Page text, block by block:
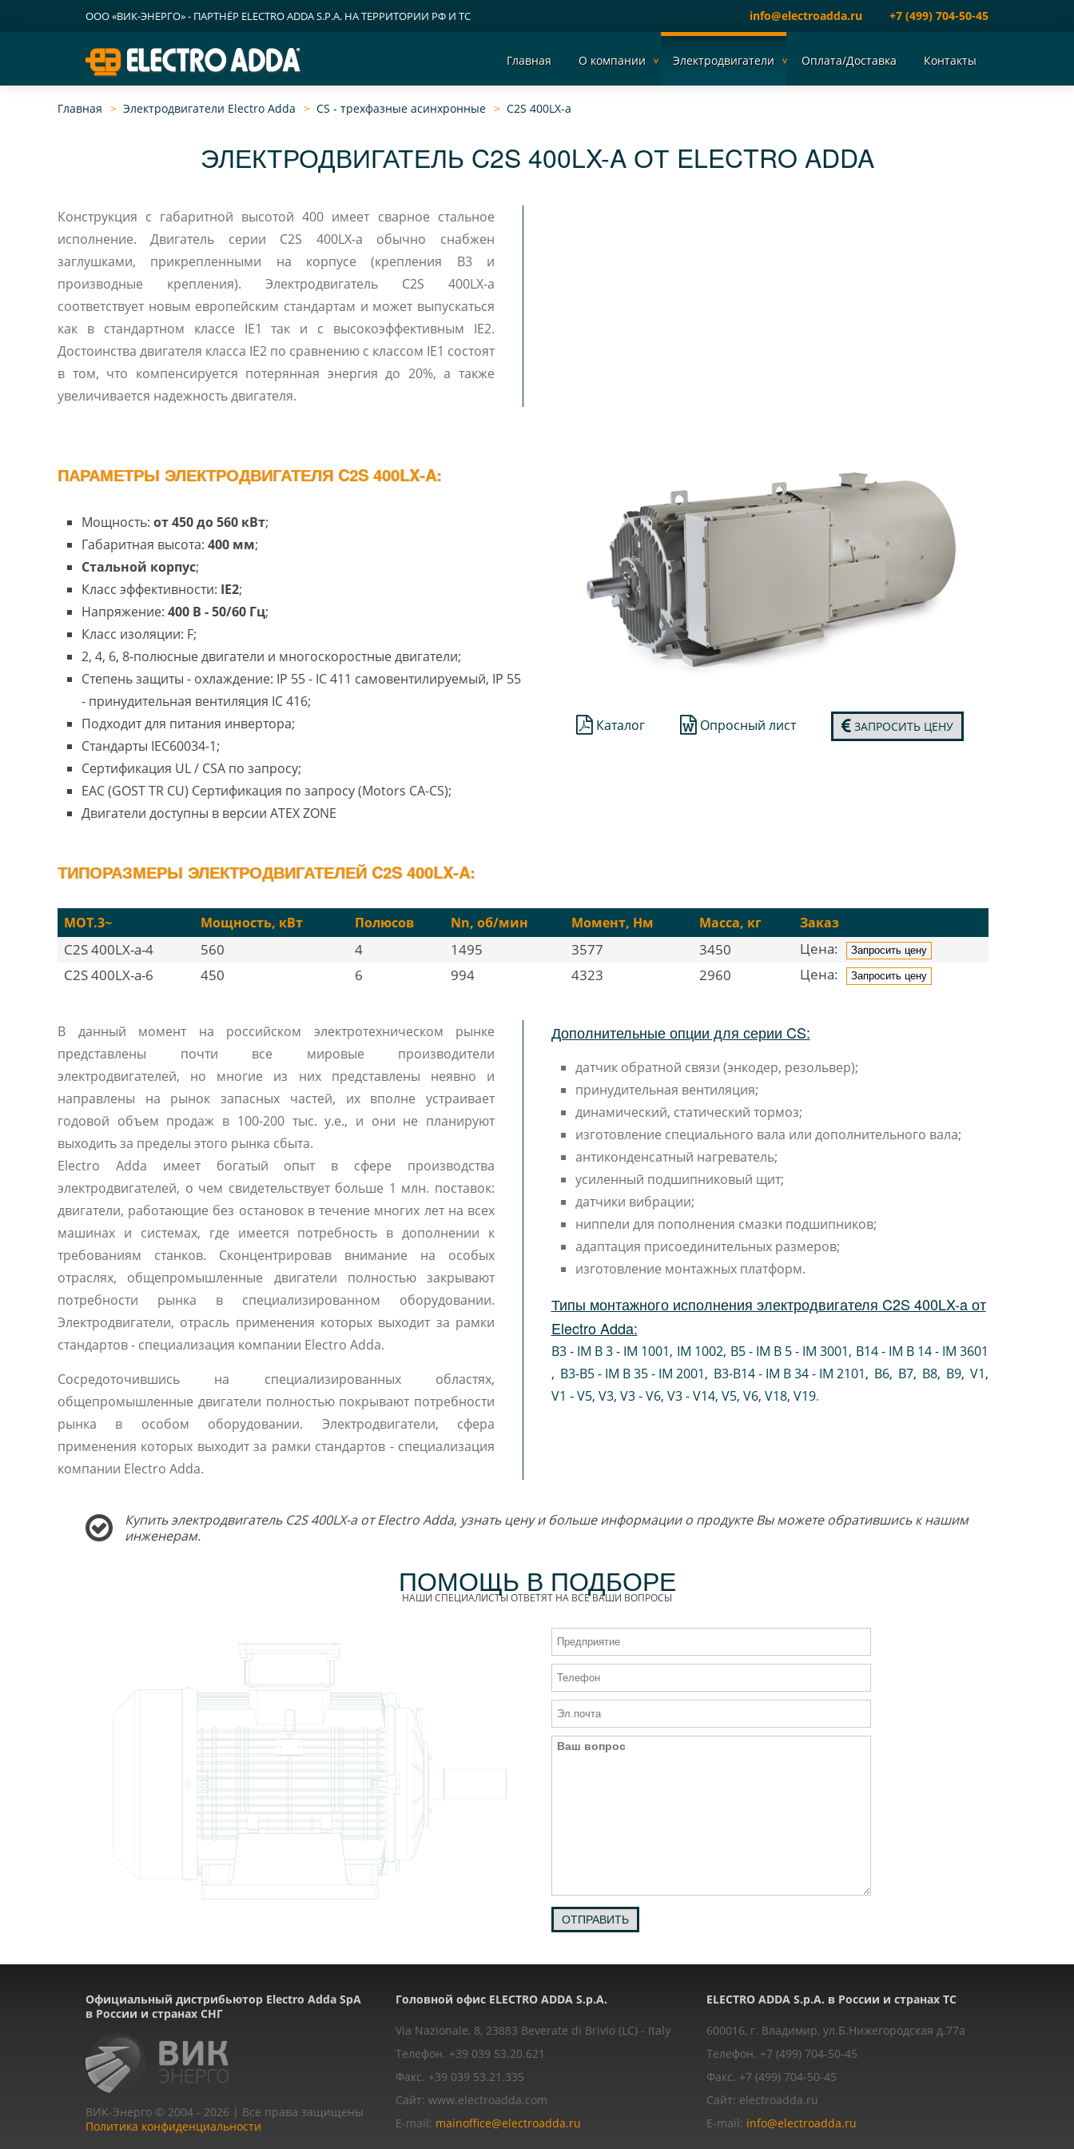
ООО «ВИК-ЭНЕРГО» - ПАРТНЁР ELECTRO ADDA S.P.A. НА ТЕРРИТОРИИ РФ И ТС info@electroadda.ru +7 (499) 704-50-45
Главная О компании Электродвигатели Оплата/Доставка Контакты
Главная Электродвигатели Electro Adda CS - трехфазные асинхронные C2S 400LX-a
ЭЛЕКТРОДВИГАТЕЛЬ C2S 400LX-A ОТ ELECTRO ADDA
Конструкция c габаритной высотой 400 имеет сварное стальное
исполнение. Двигатель серии C2S 400LX-a обычно снабжен
заглушками, прикрепленными на корпусе (крепления B3 и
производные крепления). Электродвигатель C2S 400LX-a
соответствует новым европейским стандартам и может выпускаться
как в стандартном классе IE1 так и с высокоэффективным IE2.
Достоинства двигателя класса IE2 по сравнению с классом IE1 состоят
в том, что компенсируется потерянная энергия до 20%, а также
увеличивается надежность двигателя.
ПАРАМЕТРЫ ЭЛЕКТРОДВИГАТЕЛЯ C2S 400LX-A:
Мощность: от 450 до 560 кВт;
Габаритная высота: 400 мм;
Стальной корпус;
Класс эффективности: IE2;
Напряжение: 400 В - 50/60 Гц;
Класс изоляции: F;
2, 4, 6, 8-полюсные двигатели и многоскоростные двигатели;
Степень защиты - охлаждение: IP 55 - IC 411 самовентилируемый, IP 55
- принудительная вентиляция IC 416;
Подходит для питания инвертора;
Стандарты IEC60034-1;
Сертификация UL / CSA по запросу;
EAC (GOST TR CU) Сертификация по запросу (Motors CA-CS);
Двигатели доступны в версии ATEX ZONE
Каталог Опросный лист ЗАПРОСИТЬ ЦЕНУ
ТИПОРАЗМЕРЫ ЭЛЕКТРОДВИГАТЕЛЕЙ C2S 400LX-A:
MOT.3~ Мощность, кВт Полюсов Nn, об/мин Момент, Нм Масса, кг Заказ
C2S 400LX-a-4 560 4 1495 3577 3450 Цена: Запросить цену
C2S 400LX-a-6 450 6 994 4323 2960 Цена: Запросить цену
В данный момент на российском электротехническом рынке
представлены почти все мировые производители
электродвигателей, но многие из них представлены неявно и
направлены на рынок запасных частей, их вполне устраивает
годовой объем продаж в 100-200 тыс. у.е., и они не планируют
выходить за пределы этого рынка сбыта.
Electro Adda имеет богатый опыт в сфере производства
электродвигателей, о чем свидетельствует больше 1 млн. поставок:
двигатели, работающие без остановок в течение многих лет на всех
машинах и системах, где имеется потребность в дополнении к
требованиям станков. Сконцентрировав внимание на особых
отраслях, общепромышленные двигатели полностью закрывают
потребности рынка в специализированном оборудовании.
Электродвигатели, отрасль применения которых выходит за рамки
стандартов - специализация компании Electro Adda.
Сосредоточившись на специализированных областях,
общепромышленные двигатели полностью покрывают потребности
рынка в особом оборудовании. Электродвигатели, сфера
применения которых выходит за рамки стандартов - специализация
компании Electro Adda.
Дополнительные опции для серии CS:
датчик обратной связи (энкодер, резольвер);
принудительная вентиляция;
динамический, статический тормоз;
изготовление специального вала или дополнительного вала;
антиконденсатный нагреватель;
усиленный подшипниковый щит;
датчики вибрации;
ниппели для пополнения смазки подшипников;
адаптация присоединительных размеров;
изготовление монтажных платформ.
Типы монтажного исполнения электродвигателя C2S 400LX-a от
Electro Adda:
B3 - IM B 3 - IM 1001, IM 1002, B5 - IM B 5 - IM 3001, B14 - IM B 14 - IM 3601
, B3-B5 - IM B 35 - IM 2001, B3-B14 - IM B 34 - IM 2101, B6, B7, B8, B9, V1
V1 - V5, V3, V3 - V6, V3 - V14, V5, V6, V18, V19.
Купить электродвигатель C2S 400LX-a от Electro Adda, узнать цену и больше информации о продукте Вы можете обратившись к нашим
инженерам.
ПОМОЩЬ В ПОДБОРЕ
НАШИ СПЕЦИАЛИСТЫ ОТВЕТЯТ НА ВСЕ ВАШИ ВОПРОСЫ
ОТПРАВИТЬ
Официальный дистрибьютор Electro Adda SpA
в России и странах СНГ
ВИК-Энерго © 2004 - 2026 | Все права защищены
Политика конфиденциальности
Головной офис ELECTRO ADDA S.p.A.
Via Nazionale, 8, 23883 Beverate di Brivio (LC) - Italy
Телефон. +39 039 53.20.621
Факс. +39 039 53.21.335
Сайт: www.electroadda.com
E-mail: mainoffice@electroadda.ru
ELECTRO ADDA S.p.A. в России и странах ТС
600016, г. Владимир, ул.Б.Нижегородская д.77a
Телефон. +7 (499) 704-50-45
Факс. +7 (499) 704-50-45
Сайт: electroadda.ru
E-mail: info@electroadda.ru